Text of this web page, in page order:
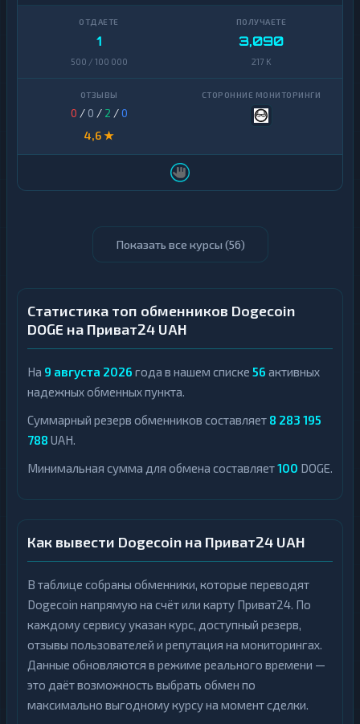
1
500 / 100 000
3,090
217 K
0 / 0 / 2 /0
4,6 ★
Показать все курсы (56)
Статистика топ обменников Dogecoin
DOGE на Приват24 UAH
На 9 августа 2026 года в нашем списке 56 активных
надежных обменных пункта.
Суммарный резерв обменников составляет 8 283 195
788 UAH.
Минимальная сумма для обмена составляет100 DOGE.
Как вывести Dogecoin на Приват24 UAH
В таблице собраны обменники, которые переводят
Dogecoin напрямую на счёт или карту Приват24. По
каждому сервису указан курс, доступный резерв,
отзывы пользователей и репутация на мониторингах.
Данные обновляются в режиме реального времени —
это даёт возможность выбрать обмен по
максимально выгодному курсу на момент сделки.